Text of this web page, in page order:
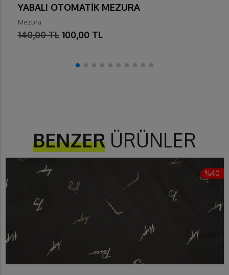
YABALI OTOMATİK MEZURA
Mezura
140,00 TL 100,00 TL
BENZER ÜRÜNLER
%40